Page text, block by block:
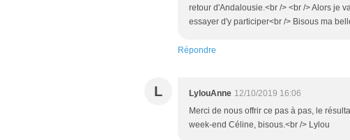
retour d'Andalousie.<br /> <br /> Alors je
essayer d'y participer<br /> Bisous ma
Répondre
L LylouAnne 12/10/2019 16:06
Merci de nous offrir ce pas à pas, le
week-end Céline, bisous.<br /> Lylou